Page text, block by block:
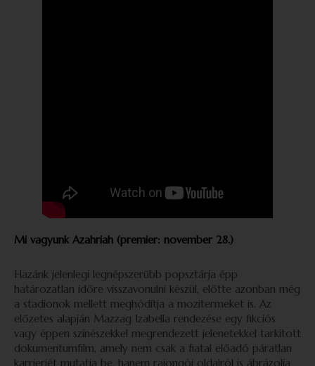
Mi vagyunk Azahriah (premier: november 28.)
Hazánk jelenlegi legnépszerűbb popsztárja épp
határozatlan időre visszavonulni készül, előtte azonban még
a stadionok mellett meghódítja a mozitermeket is. Az
előzetes alapján Mazzag Izabella rendezése egy fikciós
vagy éppen színészekkel megrendezett jelenetekkel tarkított
dokumentumfilm, amely nem csak a fiatal előadó páratlan
karrierjét mutatja be, hanem rajongói oldalról is ábrázolja